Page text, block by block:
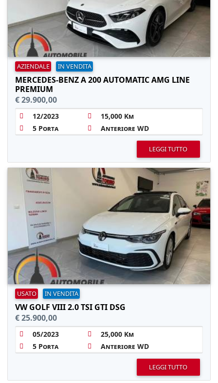
AZIENDALE IN VENDITA
MERCEDES-BENZ A 200 AUTOMATIC AMG LINE
PREMIUM
€ 29.900,00
12/2023
15,000 Km
5 Porta
Anteriore WD
LEGGI TUTTO
USATO IN VENDITA
VW GOLF VIII 2.0 TSI GTI DSG
€ 25.900,00
05/2023
25,000 Km
5 Porta
Anteriore WD
LEGGI TUTTO